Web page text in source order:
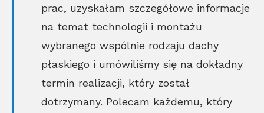
prac, uzyskałam szczegółowe informacje
na temat technologii i montażu
wybranego wspólnie rodzaju dachy
płaskiego i umówiliśmy się na dokładny
termin realizacji, który został
dotrzymany. Polecam każdemu, który